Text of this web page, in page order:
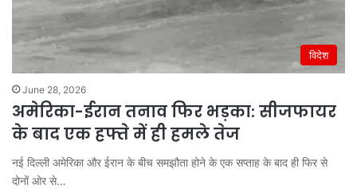
विदेश
June 28, 2026
अमेरिका-ईरान तनाव फिर भड़का: सीजफायर
के बाद एक हफ्ते में ही हमले तेज
नई दिल्ली अमेरिका और ईरान के बीच समझौता होने के एक सप्ताह के बाद ही फिर से
दोनों ओर से…